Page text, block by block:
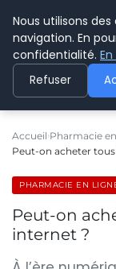
Accueil Pharmacie
Peut-on acheter
PHARMACIE EN
Peut-on
internet ?
Nous utilisons
navigation. En
confidentialité.
Refuser